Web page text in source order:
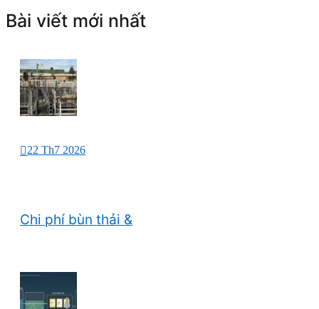
Bài viết mới nhất
22 Th7 2026
Chi phí bùn thải &